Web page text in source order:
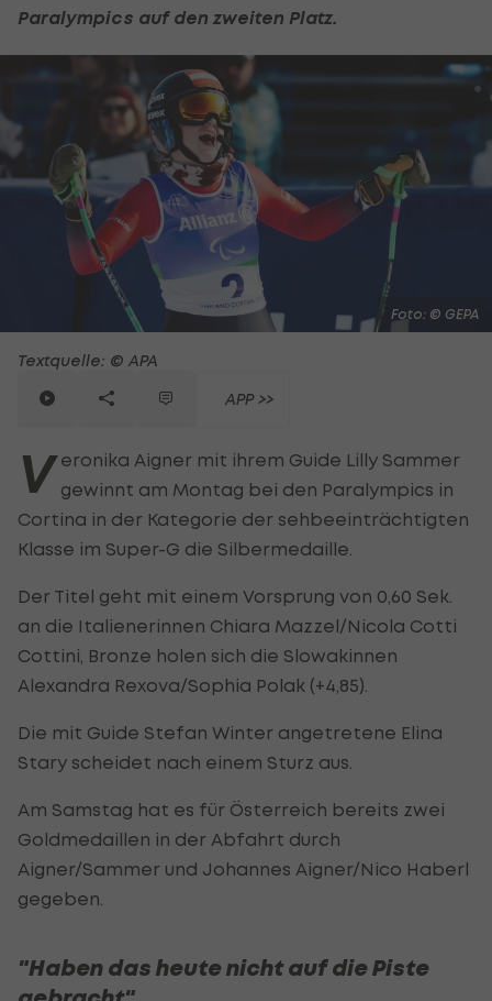
Paralympics auf den zweiten Platz.
Foto: © GEPA
Textquelle: © APA
APP >>
V eronika Aigner mit ihrem Guide Lilly Sammer
gewinnt am Montag bei den Paralympics in
Cortina in der Kategorie der sehbeeinträchtigten
Klasse im Super-G die Silbermedaille.
Der Titel geht mit einem Vorsprung von 0,60 Sek.
an die Italienerinnen Chiara Mazzel/Nicola Cotti
Cottini, Bronze holen sich die Slowakinnen
Alexandra Rexova/Sophia Polak (+4,85).
Die mit Guide Stefan Winter angetretene Elina
Stary scheidet nach einem Sturz aus.
Am Samstag hat es für Österreich bereits zwei
Goldmedaillen in der Abfahrt durch
Aigner/Sammer und Johannes Aigner/Nico Haberl
gegeben.
"Haben das heute nicht auf die Piste